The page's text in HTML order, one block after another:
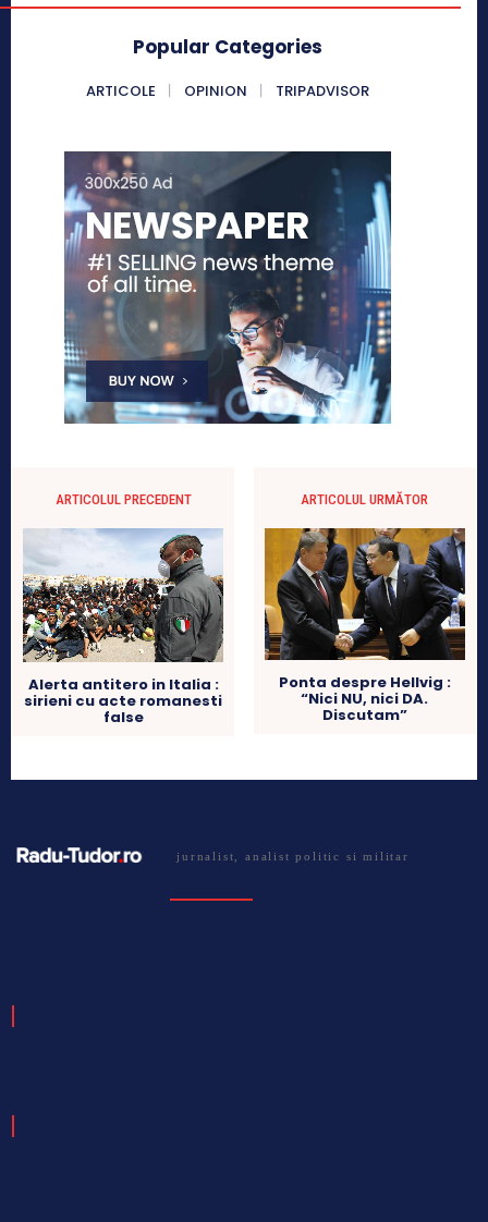
Popular Categories
ARTICOLE OPINION TRIPADVISOR
ARTICOLUL PRECEDENT
Alerta antitero in Italia :
sirieni cu acte romanesti
false
ARTICOLUL URMĂTOR
Ponta despre Hellvig :
“Nici NU, nici DA.
Discutam”
jurnalist, analist politic si militar